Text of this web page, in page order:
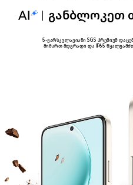
განბლოკეთ
5-ვარსკვლავიანი SGS პრემიუმ
მიმართ მდგრადი და IP65